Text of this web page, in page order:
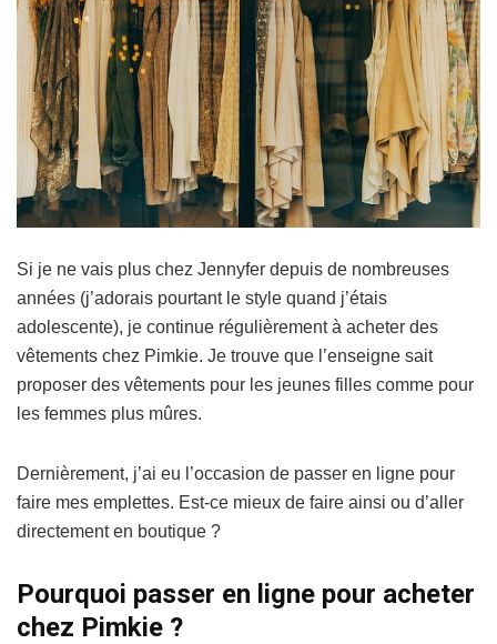
Si je ne vais plus chez Jennyfer depuis de nombreuses
années (j’adorais pourtant le style quand j’étais
adolescente), je continue régulièrement à acheter des
vêtements chez Pimkie. Je trouve que l’enseigne sait
proposer des vêtements pour les jeunes filles comme pour
les femmes plus mûres.
Dernièrement, j’ai eu l’occasion de passer en ligne pour
faire mes emplettes. Est-ce mieux de faire ainsi ou d’aller
directement en boutique ?
Pourquoi passer en ligne pour acheter
chez Pimkie ?